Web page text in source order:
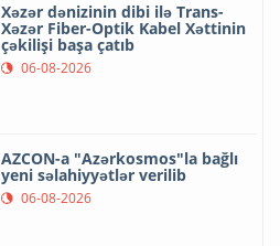
Xəzər dənizinin dibi ilə Trans-
Xəzər Fiber-Optik Kabel Xəttinin
çəkilişi başa çatıb
06-08-2026
AZCON-a "Azərkosmos"la bağlı
yeni səlahiyyətlər verilib
06-08-2026